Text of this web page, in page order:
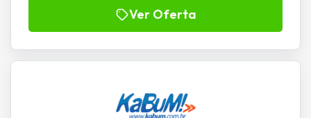
Ver Oferta